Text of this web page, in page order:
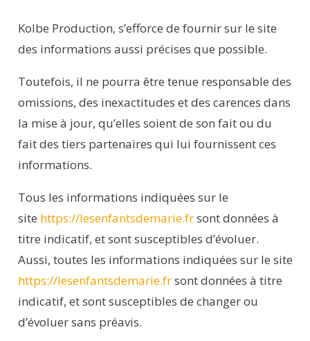
Kolbe Production, s’efforce de fournir sur le site
des informations aussi précises que possible.
Toutefois, il ne pourra être tenue responsable des
omissions, des inexactitudes et des carences dans
la mise à jour, qu’elles soient de son fait ou du
fait des tiers partenaires qui lui fournissent ces
informations.
Tous les informations indiquées sur le
site https://lesenfantsdemarie.frsont données à
titre indicatif, et sont susceptibles d’évoluer.
Aussi, toutes les informations indiquées sur le site
https://lesenfantsdemarie.frsont données à titre
indicatif, et sont susceptibles de changer ou
d’évoluer sans préavis.